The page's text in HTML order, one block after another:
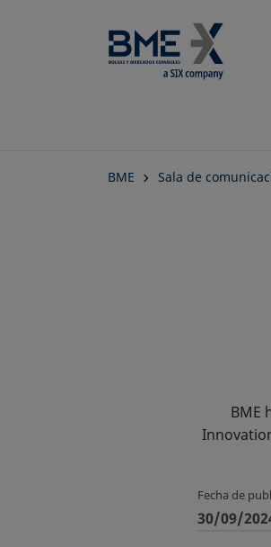
BME Sala de
BME
Fecha de
30/09/